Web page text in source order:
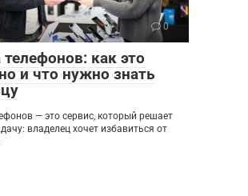
0
как это
и что нужно знать
— это сервис, который решает
владелец хочет избавиться от